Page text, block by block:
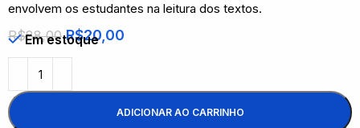
envolvem os estudantes na leitura dos textos.
R$88,00 R$20,00
Em estoque
ADICIONAR AO CARRINHO